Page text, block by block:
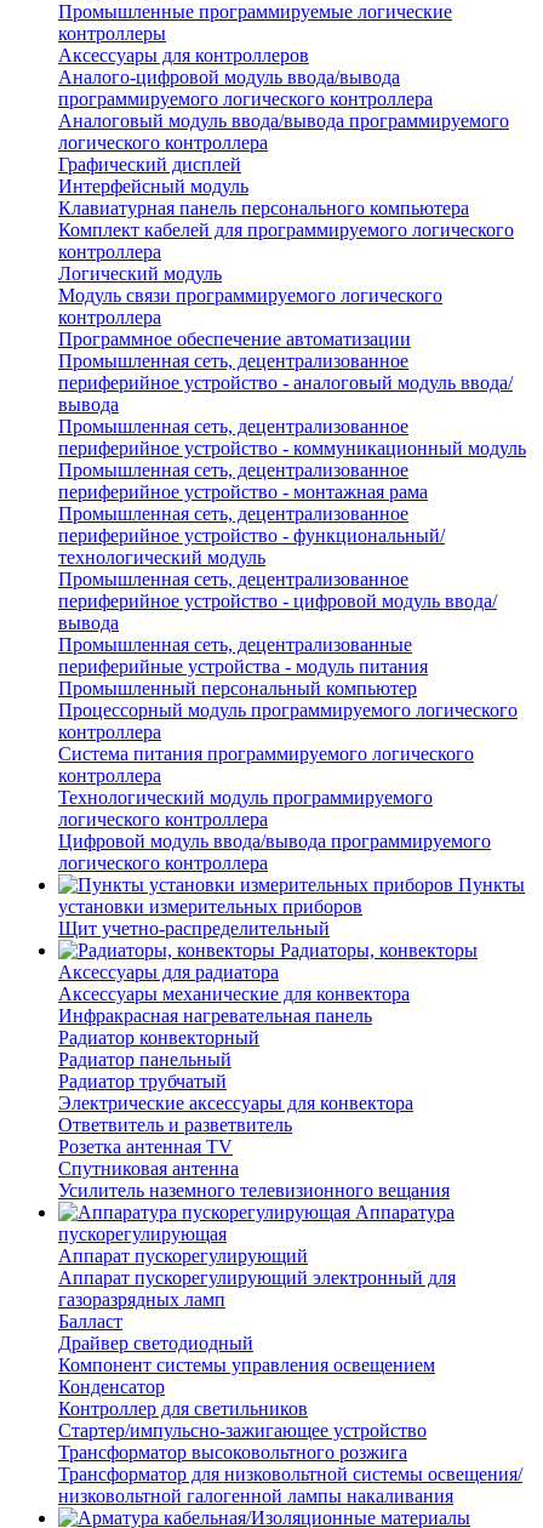
Промышленные программируемые логические
контроллеры
Аксессуары для контроллеров
Аналого-цифровой модуль ввода/вывода
программируемого логического контроллера
Аналоговый модуль ввода/вывода программируемого
логического контроллера
Графический дисплей
Интерфейсный модуль
Клавиатурная панель персонального компьютера
Комплект кабелей для программируемого логического
контроллера
Логический модуль
Модуль связи программируемого логического
контроллера
Программное обеспечение автоматизации
Промышленная сеть, децентрализованное
периферийное устройство - аналоговый модуль ввода/
вывода
Промышленная сеть, децентрализованное
периферийное устройство - коммуникационный модуль
Промышленная сеть, децентрализованное
периферийное устройство - монтажная рама
Промышленная сеть, децентрализованное
периферийное устройство - функциональный/
технологический модуль
Промышленная сеть, децентрализованное
периферийное устройство - цифровой модуль ввода/
вывода
Промышленная сеть, децентрализованные
периферийные устройства - модуль питания
Промышленный персональный компьютер
Процессорный модуль программируемого логического
контроллера
Система питания программируемого логического
контроллера
Технологический модуль программируемого
логического контроллера
Цифровой модуль ввода/вывода программируемого
логического контроллера
Пункты
установки измерительных приборов
Щит учетно-распределительный
Радиаторы, конвекторы
Аксессуары для радиатора
Аксессуары механические для конвектора
Инфракрасная нагревательная панель
Радиатор конвекторный
Радиатор панельный
Радиатор трубчатый
Электрические аксессуары для конвектора
Ответвитель и разветвитель
Розетка антенная TV
Спутниковая антенна
Усилитель наземного телевизионного вещания
Аппаратура
пускорегулирующая
Аппарат пускорегулирующий
Аппарат пускорегулирующий электронный для
газоразрядных ламп
Балласт
Драйвер светодиодный
Компонент системы управления освещением
Конденсатор
Контроллер для светильников
Стартер/импульсно-зажигающее устройство
Трансформатор высоковольтного розжига
Трансформатор для низковольтной системы освещения/
низковольтной галогенной лампы накаливания